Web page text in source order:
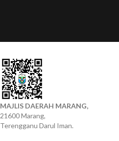
MAJLIS DAERAH MARANG,
21600 Marang,
Terengganu Darul Iman.